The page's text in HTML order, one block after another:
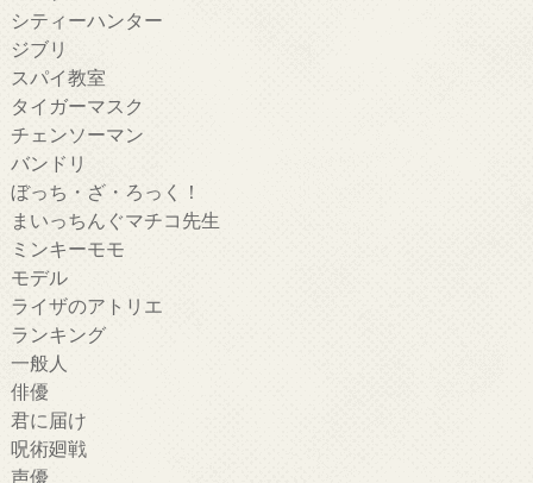
シティーハンター
ジブリ
スパイ教室
タイガーマスク
チェンソーマン
バンドリ
ぼっち・ざ・ろっく！
まいっちんぐマチコ先生
ミンキーモモ
モデル
ライザのアトリエ
ランキング
一般人
俳優
君に届け
呪術廻戦
声優